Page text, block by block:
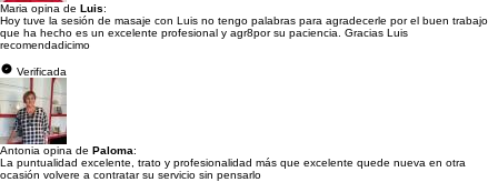
Maria opina de Luis:
Hoy tuve la sesión de masaje con Luis no tengo palabras para agradecerle por el buen trabajo
que ha hecho es un excelente profesional y agr8por su paciencia. Gracias Luis
recomendadicimo
Verificada
Antonia opina de Paloma:
La puntualidad excelente, trato y profesionalidad más que excelente quede nueva en otra
ocasión volvere a contratar su servicio sin pensarlo